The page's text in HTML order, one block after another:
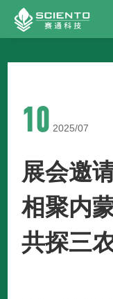
10 2025/07
展会邀
相聚内
共探三